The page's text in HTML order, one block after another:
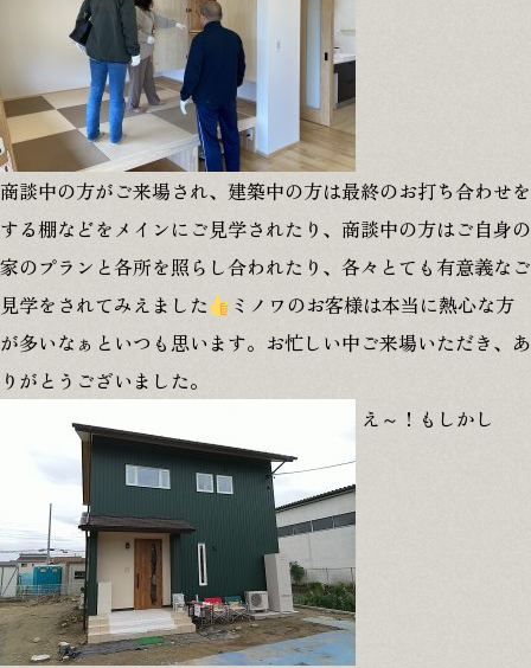
商談中の方がご来場され、建築中の方は最終のお打ち合わせを
する棚などをメインにご見学されたり、商談中の方はご自身の
家のプランと各所を照らし合われたり、各々とても有意義なご
見学をされてみえました
ミノワのお客様は本当に熱心な方
が多いなぁといつも思います。お忙しい中ご来場いただき、あ
りがとうございました。
え～！もしかし